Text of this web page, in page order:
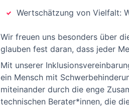
Wertschätzung von Vielfalt:
Wir freuen uns besonders über
glauben fest daran, dass jeder
Mit unserer
ein Mensch mit
miteinander durch die enge
technischen Berater*innen, die